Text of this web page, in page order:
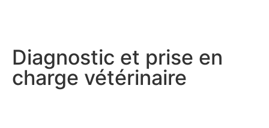
Diagnostic et prise en
charge vétérinaire